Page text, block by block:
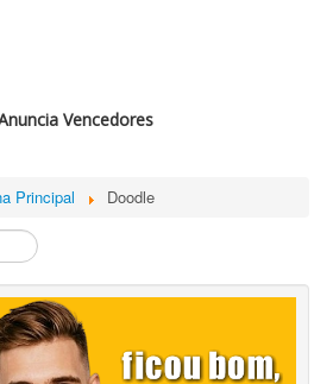
Vencedores
Principal
Doodle